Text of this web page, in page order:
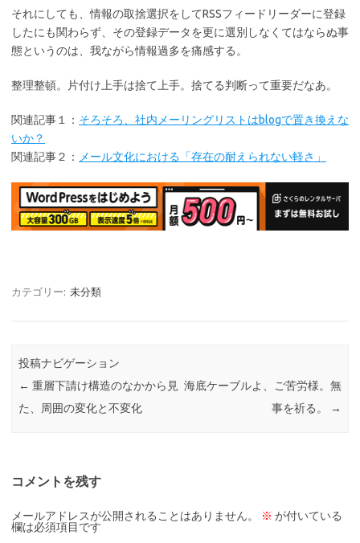
それにしても、情報の取捨選択をしてRSSフィードリーダーに登録
したにも関わらず、その登録データを更に選別しなくてはならぬ事
態というのは、我ながら情報過多を痛感する。
整理整頓。片付け上手は捨て上手。捨てる判断って重要だなあ。
関連記事１： そろそろ、社内メーリングリストはblogで置き換えな
いか？
関連記事２：
メール文化における「存在の耐えられない軽さ」
カテゴリー: 未分類
投稿ナビゲーション
← 重層下請け構造のなかから見
た、周囲の変化と不変化
海底ケーブルよ、ご苦労様。無
事を祈る。
→
コメントを残す
メールアドレスが公開されることはありません。 ※ が付いている
欄は必須項目です